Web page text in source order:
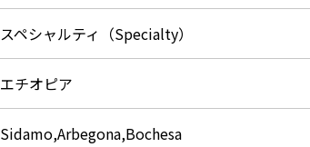
スペシャルティ（Specialty）
エチオピア
Sidamo,Arbegona,Bochesa